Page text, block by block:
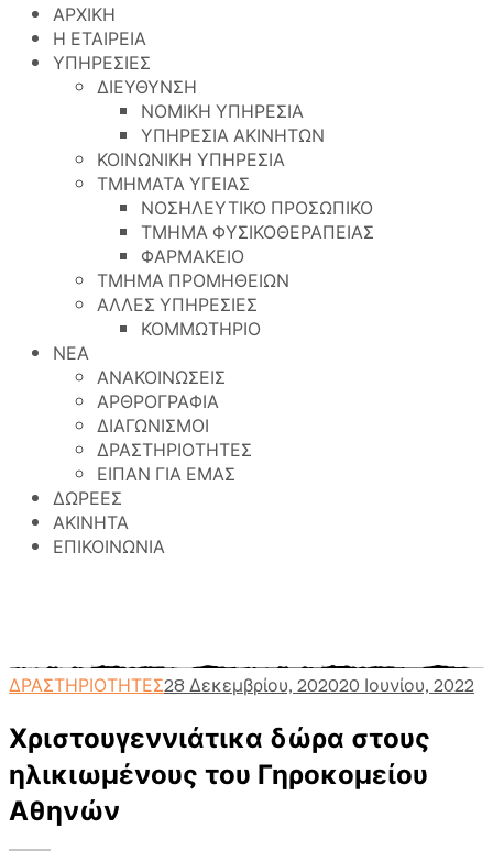
ΑΡΧΙΚΗ
Η ΕΤΑΙΡΕΙΑ
ΥΠΗΡΕΣΙΕΣ
ΔΙΕΥΘΥΝΣΗ
ΝΟΜΙΚΗ ΥΠΗΡΕΣΙΑ
ΥΠΗΡΕΣΙΑ ΑΚΙΝΗΤΩΝ
ΚΟΙΝΩΝΙΚΗ ΥΠΗΡΕΣΙΑ
ΤΜΗΜΑΤΑ ΥΓΕΙΑΣ
ΝΟΣΗΛΕΥΤΙΚΟ ΠΡΟΣΩΠΙΚΟ
ΤΜΗΜΑ ΦΥΣΙΚΟΘΕΡΑΠΕΙΑΣ
ΦΑΡΜΑΚΕΙΟ
ΤΜΗΜΑ ΠΡΟΜΗΘΕΙΩΝ
ΑΛΛΕΣ ΥΠΗΡΕΣΙΕΣ
ΚΟΜΜΩΤΗΡΙΟ
ΝΕΑ
ΑΝΑΚΟΙΝΩΣΕΙΣ
ΑΡΘΡΟΓΡΑΦΙΑ
ΔΙΑΓΩΝΙΣΜΟΙ
ΔΡΑΣΤΗΡΙΟΤΗΤΕΣ
ΕΙΠΑΝ ΓΙΑ ΕΜΑΣ
ΔΩΡΕΕΣ
ΑΚΙΝΗΤΑ
ΕΠΙΚΟΙΝΩΝΙΑ
ΔΡΑΣΤΗΡΙΟΤΗΤΕΣ28 Δεκεμβρίου, 202020 Ιουνίου, 2022
Χριστουγεννιάτικα δώρα στους
ηλικιωμένους του Γηροκομείου
Αθηνών